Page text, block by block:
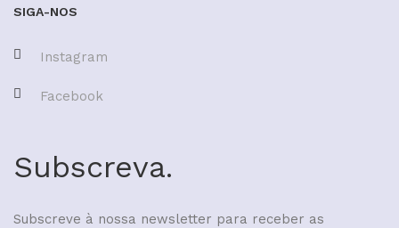
SIGA-NOS
Instagram
Facebook
Subscreva.
Subscreve à nossa newsletter para receber as